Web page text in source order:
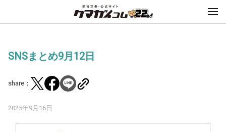
SNSまとめ9月12日
share：
2025年9月16日